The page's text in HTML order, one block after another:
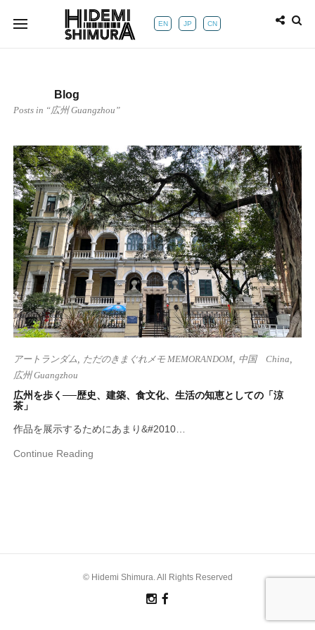
EN JP CN
Blog
Posts in “広州 Guangzhou”
アートランダム ただのきまぐれメモ MEMORANDOM 中国 China
広州 Guangzhou
広州を歩く──歴史、建築、食文化、生活の知恵としての「涼
茶」
作品を展示するためにあまり&#2010…
Continue Reading
© Hidemi Shimura. All Rights Reserved